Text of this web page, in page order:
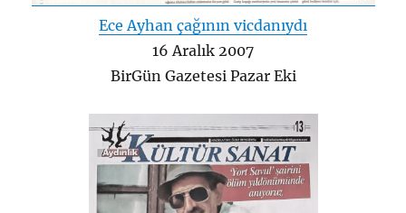
Ece Ayhan çağının vicdanıydı
16 Aralık 2007
BirGün Gazetesi Pazar Eki